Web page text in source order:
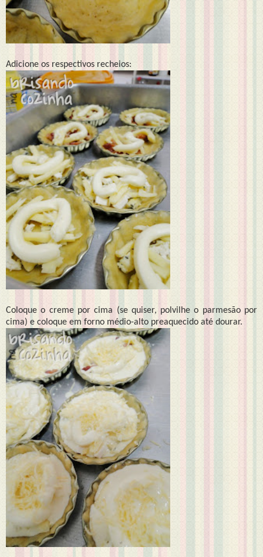
Adicione os respectivos recheios:
Coloque o creme por cima (se quiser, polvilhe o parmesão por
cima) e coloque em forno médio-alto preaquecido até dourar.